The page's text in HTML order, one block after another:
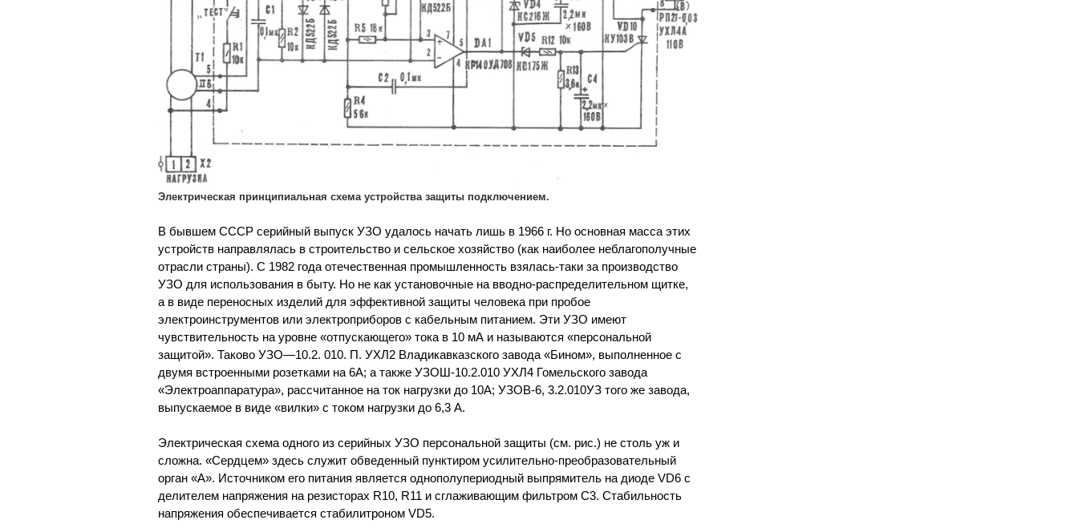
Электрическая принципиальная схема устройства защиты подключением.
В бывшем СССР серийный выпуск УЗО удалось начать лишь в 1966 г. Но основная масса этих
устройств направлялась в строительство и сельское хозяйство (как наиболее неблагополучные
отрасли страны). С 1982 года отечественная промышленность взялась-таки за производство
УЗО для использования в быту. Но не как установочные на вводно-распределительном щитке,
а в виде переносных изделий для эффективной защиты человека при пробое
электроинструментов или электроприборов с кабельным питанием. Эти УЗО имеют
чувствительность на уровне «отпускающего» тока в 10 мА и называются «персональной
защитой». Таково УЗО—10.2. 010. П. УХЛ2 Владикавказского завода «Бином», выполненное с
двумя встроенными розетками на 6А; а также УЗОШ-10.2.010 УХЛ4 Гомельского завода
«Электроаппаратура», рассчитанное на ток нагрузки до 10А; УЗОВ-6, 3.2.010УЗ того же завода,
выпускаемое в виде «вилки» с током нагрузки до 6,3 А.
Электрическая схема одного из серийных УЗО персональной защиты (см. рис.) не столь уж и
сложна. «Сердцем» здесь служит обведенный пунктиром усилительно-преобразовательный
орган «А». Источником его питания является однополупериодный выпрямитель на диоде VD6 с
делителем напряжения на резисторах R10, R11 и сглаживающим фильтром С3. Стабильность
напряжения обеспечивается стабилитроном VD5.